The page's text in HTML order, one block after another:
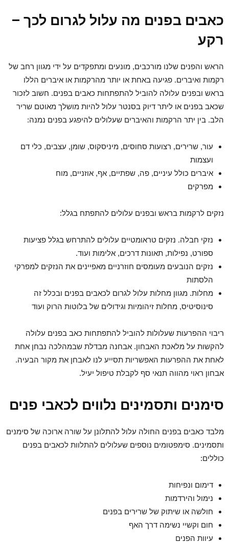
כאבים בפנים מה עלול לגרום לכך –
רקע
הראש והפנים שלנו מורכבים, מונעים ומתפקדים על ידי מגוון רחב של
רקמות ואיברים. פגיעה באחת או יותר מהרקמות או איברים הללו
בראש ובפנים עלולה להוביל להתפתחות כאבים בפנים. חשוב לזכור
שכאב בפנים או ליתר דיוק בסנטר עלול להיות מושלך מאוטם שריר
הלב. בין יתר הרקמות והאיברים שעלולים להיפגע בפנים נמנה:
עור, שרירים, רצועות סחוסים, מיניסקוס, שומן, עצבים, כלי דם
ועצמות
איברים כולל עיניים, פה, שפתיים, אף, אוזניים, מוח
מפרקים
נזקים לרקמות בראש ובפנים עלולים להתפתח בגלל:
נזקי חבלה. נזקים טראומטיים עלולים להתרחש בגלל פציעות
ספורט, נפילות, תאונות דרכים, אלימות ועוד.
נזקים הנובעים מעומסים חוזרניים מאפיינים את הנזקים למפרקי
הלסתות
מחלות. מגוון מחלות עלול לגרום לכאבים בפנים ובכלל זה
סינוסיטיס, מחלות זיהומיות וגידולים של בלוטות הרוק ועוד
ריבוי ההפרעות שעלולות להוביל להתפתחות כאב בפנים עלולה
להקשות על מלאכת האבחון. אבחנה מבדלת שבמהלכה נבחן אחת
לאחת את ההפרעות האפשריות תסייע לנו לאבחן את מקור הבעיה.
אבחון ראוי מהווה תנאי סף לקבלת טיפול יעיל.
סימנים ותסמינים נלווים לכאבי פנים
מלבד כאבים בפנים החולה עלול להתלונן על שורה ארוכה של סימנים
ותסמינים. סימפטומים נוספים שעלולים להתלוות לכאבים בפנים
כוללים:
דימום ונפיחות
נימול והירדמות
חולשה או שיתוק של שרירים בפנים
חום וקשיי נשימה דרך האף
עיוות הפנים